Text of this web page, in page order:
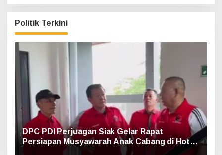
Politik Terkini
DPC PDI Perjuagan Siak Gelar Rapat
Persiapan Musyawarah Anak Cabang di Hotel